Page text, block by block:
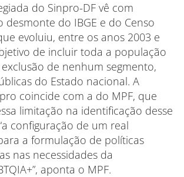
do Sinpro-DF vê com
desmonte do IBGE e do Censo
evoluiu, entre os anos 2003 e
de incluir toda a população
de nenhum segmento,
do Estado nacional. A
coincide com a do MPF, que
limitação na identificação desse
configuração de um real
a formulação de políticas
nas necessidades da
aponta o MPF.